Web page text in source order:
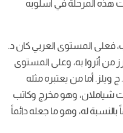
هذه المرحلة في أسلوبه
فعلى المستوى العربي كان د.
من أثروا به، وعلى المستوى
ويلز. أما من يعتبره مثله
شياملان، وهو مخرج وكاتب
بالنسبة له، وهو ما جعله دائماً